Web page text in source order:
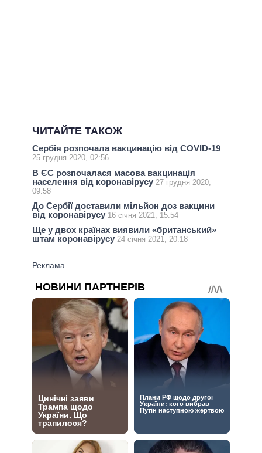
ЧИТАЙТЕ ТАКОЖ
Сербія розпочала вакцинацію від COVID-19
25 грудня 2020, 02:56
В ЄС розпочалася масова вакцинація
населення від коронавірусу 27 грудня 2020,
09:58
До Сербії доставили мільйон доз вакцини
від коронавірусу 16 січня 2021, 15:54
Ще у двох країнах виявили «британський»
штам коронавірусу 24 січня 2021, 20:18